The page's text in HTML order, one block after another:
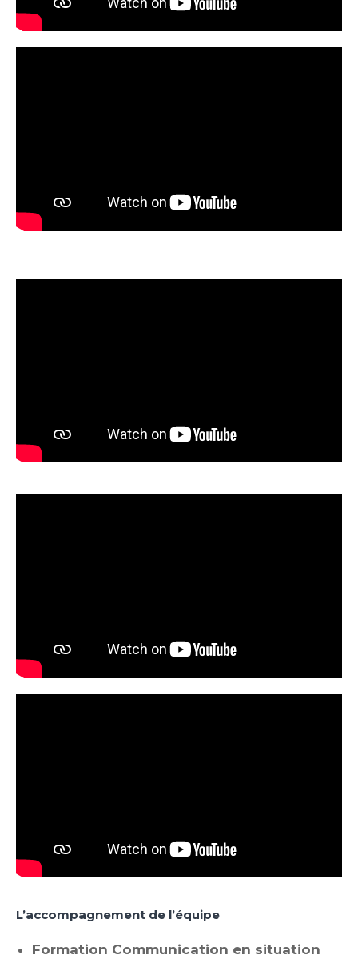
L’accompagnement de l’équipe
Formation Communication en situation